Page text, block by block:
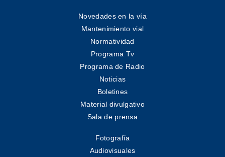
Novedades en la vía
Mantenimiento vial
Normatividad
Programa Tv
Programa de Radio
Noticias
Boletines
Material divulgativo
Sala de prensa
Fotografía
Audiovisuales